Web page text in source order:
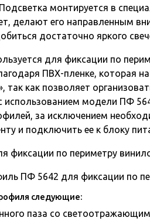
монтируется в
делают его направленным
достаточно яркого
для фиксации по
ПВХ-пленке, которая
так как позволяет
использованием модели ПФ
за исключением
и подключить ее к блоку
ПФ 5642 для фиксации по
следующие:
паза со